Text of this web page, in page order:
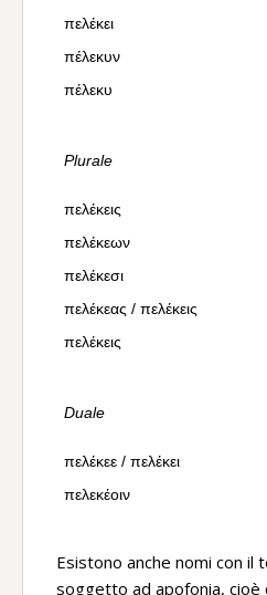
πελέκει
πέλεκυν
πέλεκυ
Plurale
πελέκεις
πελέκεων
πελέκεσι
πελέκεας / πελέκεις
πελέκεις
Duale
πελέκεε / πελέκει
πελεκέοιν
Esistono anche nomi con il
soggetto ad apofonia, cioè